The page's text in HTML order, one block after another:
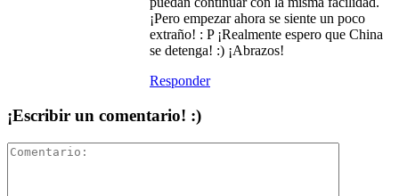
¡Pero empezar ahora se siente un poco
extraño! : P ¡Realmente espero que China
se detenga! :) ¡Abrazos!
Responder
¡Escribir un comentario! :)